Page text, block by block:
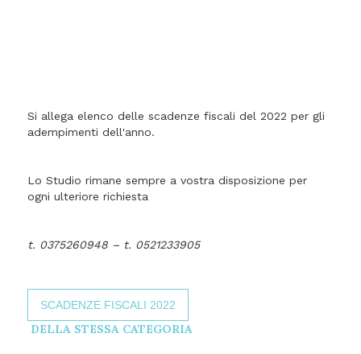
Si allega elenco delle scadenze fiscali del 2022 per gli
adempimenti dell'anno.
Lo Studio rimane sempre a vostra disposizione per
ogni ulteriore richiesta
t. 0375260948 – t. 0521233905
SCADENZE FISCALI 2022
DELLA STESSA CATEGORIA